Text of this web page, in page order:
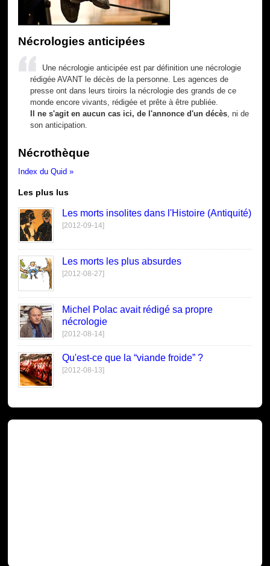
Nécrologies anticipées
Une nécrologie anticipée est par définition une nécrologie
rédigée AVANT le décès de la personne. Les agences de
presse ont dans leurs tiroirs la nécrologie des grands de ce
monde encore vivants, rédigée et prête à être publiée.
Il ne s'agit en aucun cas ici, de l'annonce d'un décès , ni de
son anticipation.
Nécrothèque
Index du Quid »
Les plus lus
Les morts insolites dans l'Histoire (Antiquité)
[2012-09-14]
Les morts les plus absurdes
[2012-08-27]
Michel Polac avait rédigé sa propre
nécrologie
[2012-08-14]
Qu'est-ce que la “viande froide” ?
[2012-08-13]